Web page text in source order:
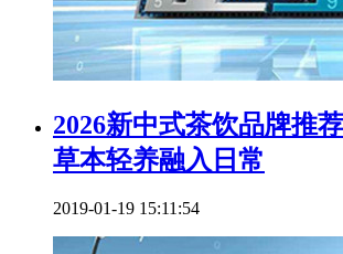
2026新中式茶饮品牌推
草本轻养融入日常
2019-01-19 15:11:54